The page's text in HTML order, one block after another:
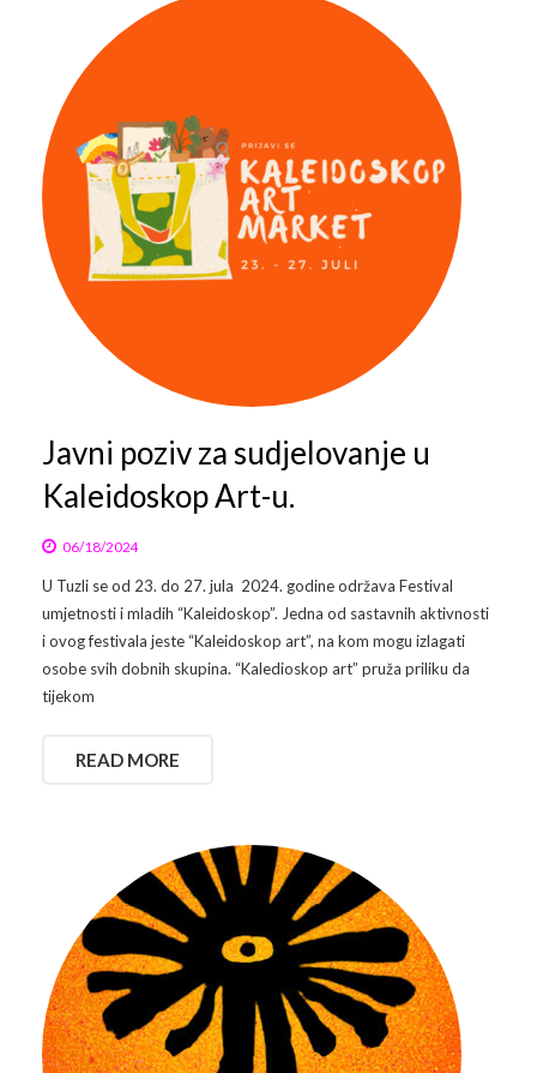
Javni poziv za sudjelovanje u
Kaleidoskop Art-u.
06/18/2024
U Tuzli se od 23. do 27. jula 2024. godine održava Festival
umjetnosti i mladih “Kaleidoskop”. Jedna od sastavnih aktivnosti
i ovog festivala jeste “Kaleidoskop art”, na kom mogu izlagati
osobe svih dobnih skupina. “Kaledioskop art” pruža priliku da
tijekom
READ MORE